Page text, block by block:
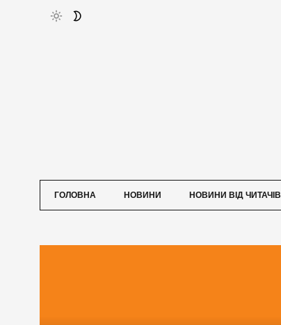
ГОЛОВНА НОВИНИ НОВИНИ ВІД ЧИТАЧІВ